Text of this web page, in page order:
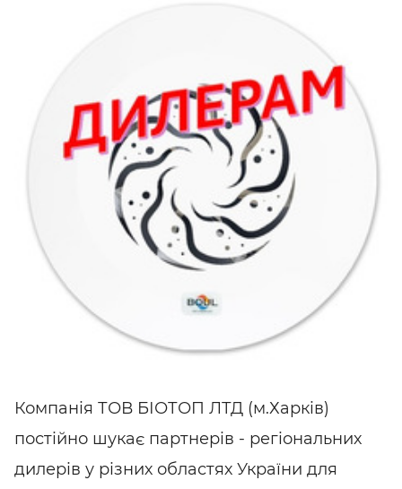
Компанія ТОВ БІОТОП ЛТД (м.Харків)
постійно шукає партнерів - регіональних
дилерів у різних областях України для